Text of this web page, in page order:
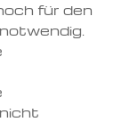
für den